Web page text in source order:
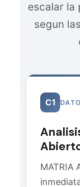
escalar la
segun
C1
MATRIA